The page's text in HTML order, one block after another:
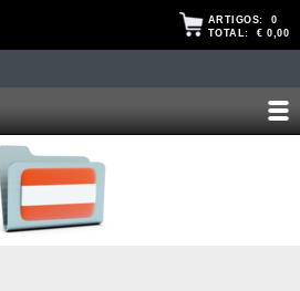
ARTIGOS: 0
TOTAL: € 0,00